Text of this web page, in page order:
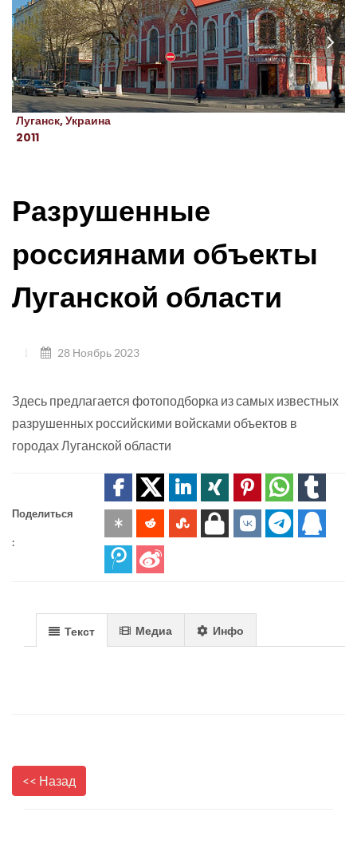
Луганск, Украина
2011
Разрушенные
россиянами объекты
Луганской области
28 Ноябрь 2023
Здесь предлагается фотоподборка из самых известных
разрушенных российскими войсками объектов в
городах Луганской области
Поделиться
:
Текст Медиа Инфо
<< Назад